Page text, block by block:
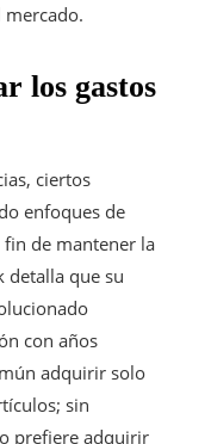
los gastos
ciertos
enfoques de
de mantener la
detalla que su
con años
adquirir solo
sin
prefiere adquirir